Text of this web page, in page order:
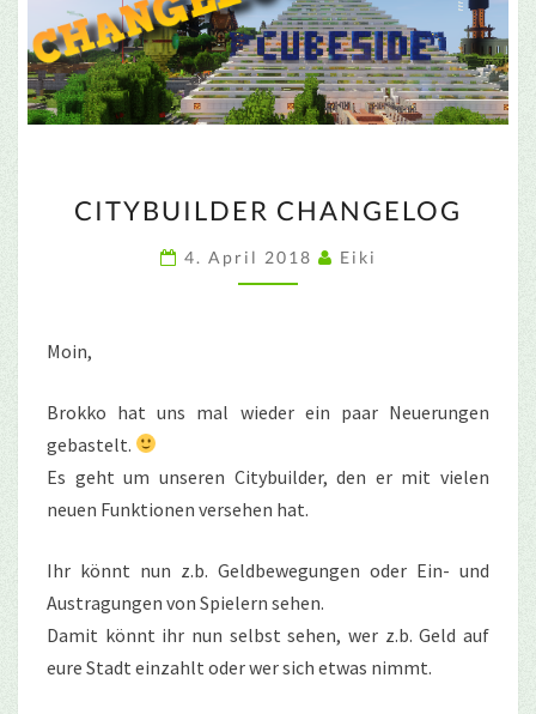
CHANGELOG
CITYBUILDER CHANGELOG
4. April 2018 Eiki
Moin,
Brokko hat uns mal wieder ein paar Neuerungen
gebastelt.
Es geht um unseren Citybuilder, den er mit vielen
neuen Funktionen versehen hat.
Ihr könnt nun z.b. Geldbewegungen oder Ein- und
Austragungen von Spielern sehen.
Damit könnt ihr nun selbst sehen, wer z.b. Geld auf
eure Stadt einzahlt oder wer sich etwas nimmt.